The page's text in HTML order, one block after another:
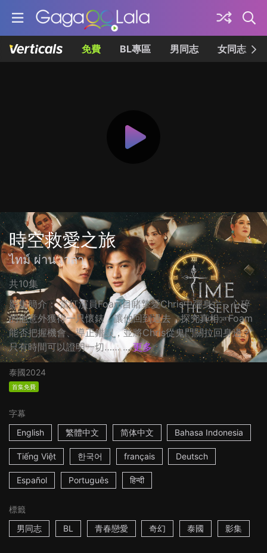
免費 BL專區 男同志 女同志
時空救愛之旅
ไทม์ ผ่าน เวลา
共10集
影集簡介： 當紅演員Foam目睹摯愛Chris中彈身亡，心碎
的他意外獲得一只懷錶，讓他回到過去，探究真相。Foam
能否把握機會、導正錯誤，並將Chris從鬼門關拉回身邊？
只有時間可以證明一切…… ... 更多
泰國2024
首集免費
字幕
English
繁體中文 简体中文 Bahasa Indonesia
Tiếng Việt 한국어 français Deutsch
Español Português हिन्दी
標籤
男同志
BL 青春戀愛 奇幻 泰國 影集